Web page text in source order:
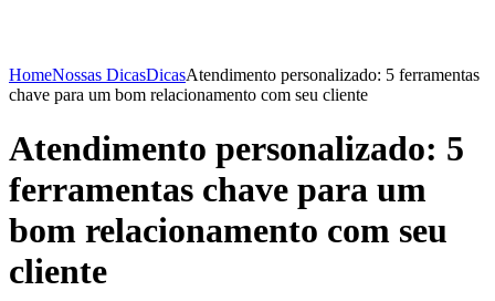
HomeNossas DicasDicasAtendimento personalizado: 5 ferramentas
chave para um bom relacionamento com seu cliente
Atendimento personalizado: 5
ferramentas chave para um
bom relacionamento com seu
cliente